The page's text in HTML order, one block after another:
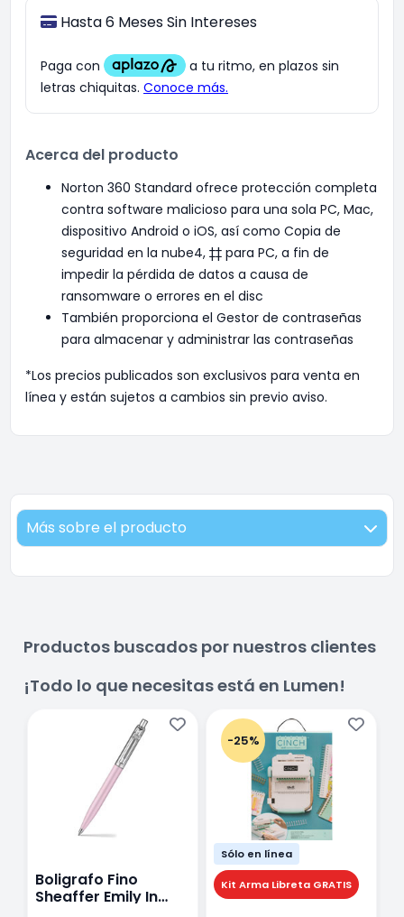
Hasta 6 Meses Sin Intereses
Acerca del producto
Norton 360 Standard ofrece protección completa
contra software malicioso para una sola PC, Mac,
dispositivo Android o iOS, así como Copia de
seguridad en la nube4, ‡‡ para PC, a fin de
impedir la pérdida de datos a causa de
ransomware o errores en el disc
También proporciona el Gestor de contraseñas
para almacenar y administrar las contraseñas
*Los precios publicados son exclusivos para venta en
línea y están sujetos a cambios sin previo aviso.
Más sobre el producto
Productos buscados por nuestros clientes
¡Todo lo que necesitas está en Lumen!
Boligrafo Fino
Sheaffer Emily In
-25%
Sólo en línea
Kit Arma Libreta GRATIS